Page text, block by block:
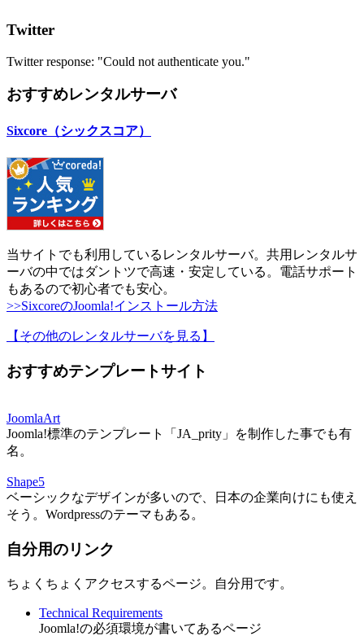
Twitter
Twitter response: "Could not authenticate you."
おすすめレンタルサーバ
Sixcore（シックスコア）
当サイトでも利用しているレンタルサーバ。共用レンタルサ
ーバの中ではダントツで高速・安定している。電話サポート
もあるので初心者でも安心。
>>SixcoreのJoomla!インストール方法
【その他のレンタルサーバを見る 】
おすすめテンプレートサイト
JoomlaArt
Joomla!標準のテンプレート「JA_prity」を制作した事でも有
名。
Shape5
ベーシックなデザインが多いので、日本の企業向けにも使え
そう。Wordpressのテーマもある。
自分用のリンク
ちょくちょくアクセスするページ。自分用です。
Technical Requirements
Joomla!の必須環境が書いてあるページ